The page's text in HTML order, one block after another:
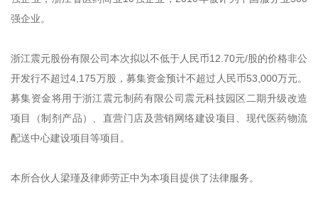
强企业。
浙江震元股份有限公司本次拟以不低于人民币12.70元/股的价格非公
开发行不超过4,175万股，募集资金预计不超过人民币53,000万元。
募集资金将用于浙江震元制药有限公司震元科技园区二期升级改造
项目（制剂产品）、直营门店及营销网络建设项目、现代医药物流
配送中心建设项目等项目。
本所合伙人梁瑾及律师劳正中为本项目提供了法律服务。